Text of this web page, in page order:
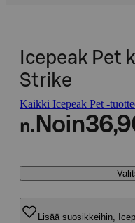
Icepeak Pet
Strike
Kaikki Icepeak Pet -
n. Noin
Lisää suosikkeihin,